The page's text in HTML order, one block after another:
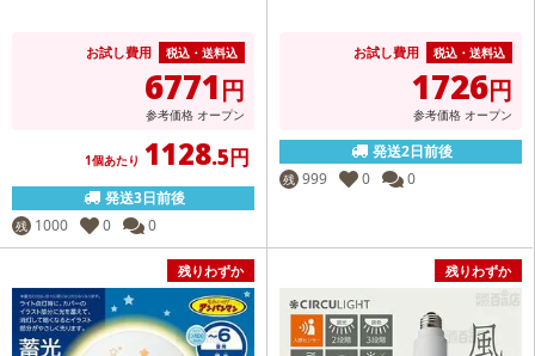
お試し費用 税込・送料込
6771円
参考価格 オープン
1個あたり 1128.5円
発送3日前後
残 1000 0 0
お試し費用 税込・送料込
1726円
参考価格 オープン
発送2日前後
残 999 0 0
残りわずか 残りわずか